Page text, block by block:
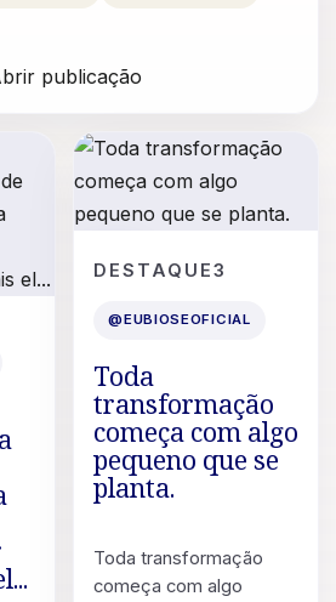
publicação
DESTAQUE3
@EUBIOSEOFICIAL
Toda
transformação
começa com algo
pequeno que se
planta.
Toda transformação
começa com algo